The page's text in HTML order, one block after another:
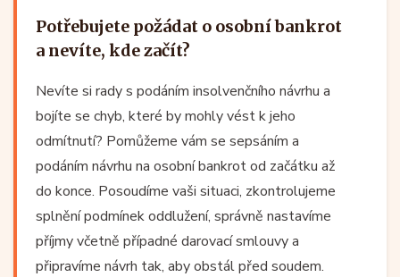
Potřebujete požádat o osobní bankrot
a nevíte, kde začít?
Nevíte si rady s podáním insolvenčního návrhu a
bojíte se chyb, které by mohly vést k jeho
odmítnutí? Pomůžeme vám se sepsáním a
podáním návrhu na osobní bankrot od začátku až
do konce. Posoudíme vaši situaci, zkontrolujeme
splnění podmínek oddlužení, správně nastavíme
příjmy včetně případné darovací smlouvy a
připravíme návrh tak, aby obstál před soudem.